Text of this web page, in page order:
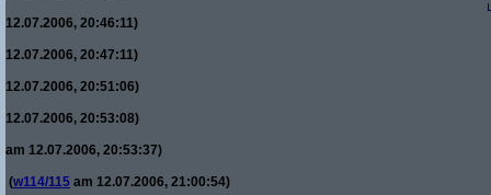
12.07.2006, 20:46:11)
12.07.2006, 20:47:11)
12.07.2006, 20:51:06)
12.07.2006, 20:53:08)
am 12.07.2006, 20:53:37)
(w114/115 am 12.07.2006, 21:00:54)